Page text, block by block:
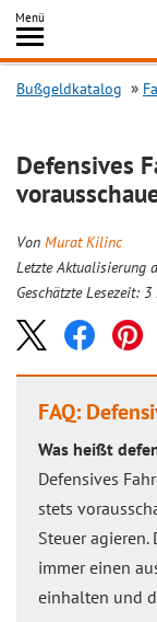
Inhalt
springen
Menü
Bußgeldkatalog
Defensives
Von Murat Kilinc
Letzte Aktualisierung
Geschätzte Lesezeit: 3
FAQ:
Was heißt
Defensives
stets
Steuer agieren.
immer einen
einhalten und